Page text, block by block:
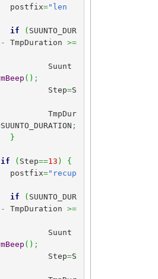
	postfix
="len
if
( SUUNTO_DUR
- TmpDuration >=
( ) ;
		Step
=S
SUUNTO_DURATION ;
}
if ( Step==13 )
{
	postfix
="recup
if
( SUUNTO_DUR
- TmpDuration >=
( ) ;
		Step
=S